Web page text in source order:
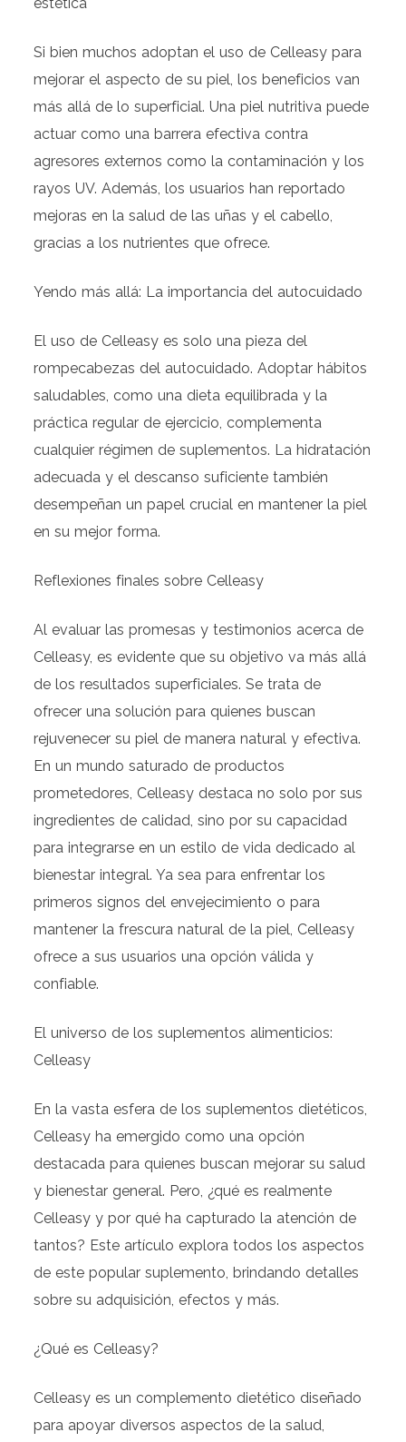
Si bien muchos adoptan el uso de Celleasy para
mejorar el aspecto de su piel, los beneficios van
más allá de lo superficial. Una piel nutritiva puede
actuar como una barrera efectiva contra
agresores externos como la contaminación y los
rayos UV. Además, los usuarios han reportado
mejoras en la salud de las uñas y el cabello,
gracias a los nutrientes que ofrece.
Yendo más allá: La importancia del autocuidado
El uso de Celleasy es solo una pieza del
rompecabezas del autocuidado. Adoptar hábitos
saludables, como una dieta equilibrada y la
práctica regular de ejercicio, complementa
cualquier régimen de suplementos. La hidratación
adecuada y el descanso suficiente también
desempeñan un papel crucial en mantener la piel
en su mejor forma.
Reflexiones finales sobre Celleasy
Al evaluar las promesas y testimonios acerca de
Celleasy, es evidente que su objetivo va más allá
de los resultados superficiales. Se trata de
ofrecer una solución para quienes buscan
rejuvenecer su piel de manera natural y efectiva.
En un mundo saturado de productos
prometedores, Celleasy destaca no solo por sus
ingredientes de calidad, sino por su capacidad
para integrarse en un estilo de vida dedicado al
bienestar integral. Ya sea para enfrentar los
primeros signos del envejecimiento o para
mantener la frescura natural de la piel, Celleasy
ofrece a sus usuarios una opción válida y
confiable.
El universo de los suplementos alimenticios:
Celleasy
En la vasta esfera de los suplementos dietéticos,
Celleasy ha emergido como una opción
destacada para quienes buscan mejorar su salud
y bienestar general. Pero, ¿qué es realmente
Celleasy y por qué ha capturado la atención de
tantos? Este artículo explora todos los aspectos
de este popular suplemento, brindando detalles
sobre su adquisición, efectos y más.
¿Qué es Celleasy?
Celleasy es un complemento dietético diseñado
para apoyar diversos aspectos de la salud,